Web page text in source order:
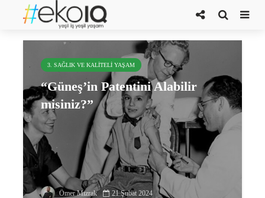
covid
3. SAĞLIK VE KALITELI YAŞAM
“Güneş’in Patentini Alabilir
misiniz?”
Ömer Mızrak 21 Şubat 2024